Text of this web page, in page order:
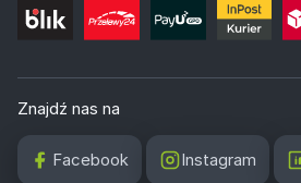
Znajdź nas na
Facebook Instagram